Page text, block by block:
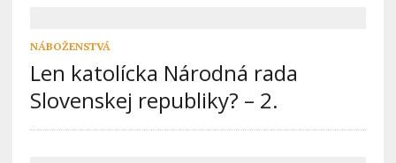
NÁBOŽENSTVÁ
Len katolícka Národná rada
Slovenskej republiky? – 2.